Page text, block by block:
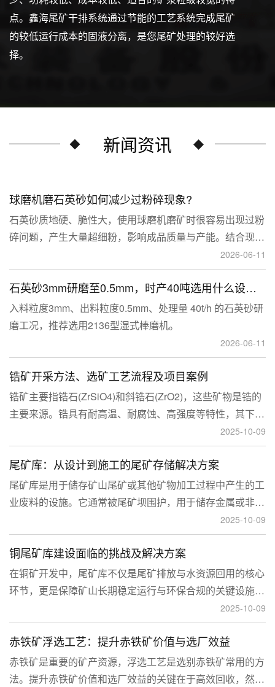
点。鑫海尾矿干排系统通过节能的工艺系统完成尾矿
的较低运行成本的固液分离，是您尾矿处理的较好选
择。
新闻资讯
球磨机磨石英砂如何减少过粉碎现象?
石英砂质地硬、脆性大，使用球磨机磨矿时很容易出现过粉
碎问题，产生大量超细粉，影响成品质量与产能。结合现场
生产经验，可通过工艺、研磨介质、运行参数、配套设备多
维度优化，改善该问题。
2026-06-11
石英砂3mm研磨至0.5mm，时产40吨选用什么设备？
入料粒度3mm、出料粒度0.5mm、处理量 40t/h 的石英砂研
磨工况，推荐选用2136型湿式棒磨机。
2026-06-11
锆矿开采方法、选矿工艺流程及项目案例
锆矿主要指锆石(ZrSiO4)和斜锆石(ZrO2)，这些矿物是锆的
主要来源。锆具有耐高温、耐腐蚀、高强度等特性，其下游
应用涉及核工业、陶瓷、耐火材料、铸造、电子和化工等多
个领域，尤其在高性能陶瓷和锆基合金中的需求不断增长。
2025-10-09
尾矿库：从设计到施工的尾矿存储解决方案
尾矿库是用于储存矿山尾矿或其他矿物加工过程中产生的工
业废料的设施。它通常被尾矿坝围护，用于储存金属或非金
属矿山的尾矿。尾矿库通常包括尾矿处理系统、排水系统和
回水系统。根据地形，尾矿库可分为山谷型、山坡型、平地
型和河流拦截型。
2025-10-09
铜尾矿库建设面临的挑战及解决方案
在铜矿开发中，尾矿库不仅是尾矿排放与水资源回用的核心
环节，更是保障矿山长期稳定运行与环保合规的关键设施。
然而，铜矿尾矿本身具有粒度细、水量大、化学活性强等特
性，使尾矿库在坝体稳定、防渗处理与排洪系统设计方面面
临更高技术挑战。
2025-10-09
赤铁矿浮选工艺：提升赤铁矿价值与选厂效益
赤铁矿是重要的矿产资源，浮选工艺是选别赤铁矿常用的方
法。提升赤铁矿价值和选厂效益的关键在于高效回收，然